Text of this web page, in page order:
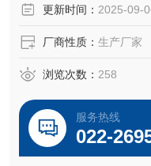
算自动调整相序，无需
更新时间： 2025-09-
厂商性质： 生产厂家
浏览次数： 258
服务热线
022-